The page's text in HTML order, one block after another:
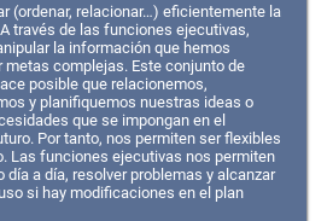
(ordenar, relacionar…) eficientemente la
través de las funciones ejecutivas,
la información que hemos
metas complejas. Este conjunto de
posible que relacionemos,
y planifiquemos nuestras ideas o
que se impongan en el
Por tanto, nos permiten ser flexibles
Las funciones ejecutivas nos permiten
a día, resolver problemas y alcanzar
si hay modificaciones en el plan